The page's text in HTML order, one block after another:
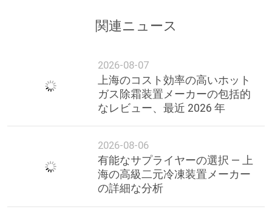
関連ニュース
2026-08-07
上海のコスト効率の高いホット
ガス除霜装置メーカーの包括的
なレビュー、最近 2026 年
2026-08-06
有能なサプライヤーの選択 — 上
海の高級二元冷凍装置メーカー
の詳細な分析